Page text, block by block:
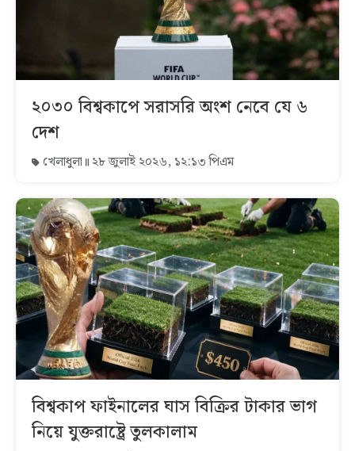
২০৩০ বিশ্বকাপে সরাসরি অংশ নেবে যে ৬
দেশ
খেলাধুলা ২৮ জুলাই ২০২৬, ১২:১৩ পিএম
বিশ্বকাপ ফাইনালের ঘাস বিক্রির টাকার ভাগ
নিয়ে যুক্তরাষ্ট্রে তুলকালাম